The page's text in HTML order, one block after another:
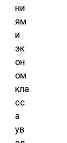
ни
ям
и
эк
он
ом
кла
сс
а
ув